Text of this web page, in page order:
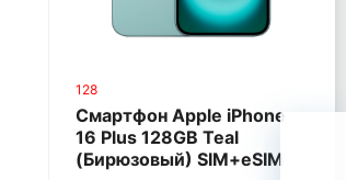
128
Смартфон Apple iPhone
16 Plus 128GB Teal
(Бирюзовый) SIM+eSIM